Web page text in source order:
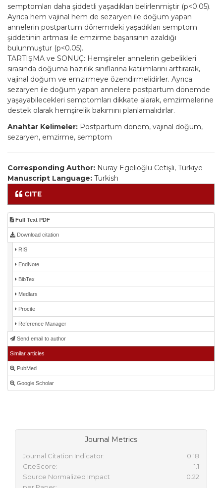
semptomları daha şiddetli yaşadıkları belirlenmiştir (p<0.05).
Ayrıca hem vajinal hem de sezaryen ile doğum yapan
annelerin postpartum dönemdeki yaşadıkları semptom
şiddetinin artması ile emzirme başarısının azaldığı
bulunmuştur (p<0.05).
TARTIŞMA ve SONUÇ: Hemşireler annelerin gebelikleri
sırasında doğuma hazırlık sınıflarına katılımlarını arttırarak,
vajinal doğum ve emzirmeye özendirmelidirler. Ayrıca
sezaryen ile doğum yapan annelere postpartum dönemde
yaşayabilecekleri semptomları dikkate alarak, emzirmelerine
destek olarak hemşirelik bakımını planlamalıdırlar.
Anahtar Kelimeler: Postpartum dönem, vajinal doğum,
sezaryen, emzirme, semptom
Corresponding Author: Nuray Egelioğlu Cetişli, Türkiye
Manuscript Language: Turkish
CITE
Full Text PDF
Download citation
RIS
EndNote
BibTex
Medlars
Procite
Reference Manager
Send email to author
Similar articles
PubMed
Google Scholar
Journal Metrics
Journal Citation Indicator:
0.18
CiteScore:
1.1
Source Normalized Impact
0.22